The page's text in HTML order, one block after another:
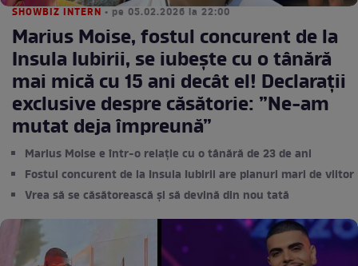
SHOWBIZ INTERN • pe 05.02.2026 la 22:00
Marius Moise, fostul concurent de la
Insula Iubirii, se iubește cu o tânără
mai mică cu 15 ani decât el! Declarații
exclusive despre căsătorie: ”Ne-am
mutat deja împreună”
Marius Moise e într-o relație cu o tânără de 23 de ani
Fostul concurent de la Insula Iubirii are planuri mari de viitor
Vrea să se căsătorească și să devină din nou tată